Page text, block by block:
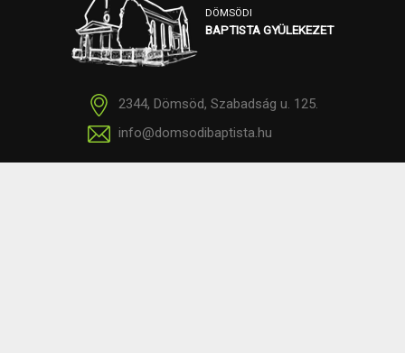
DÖMSÖDI
BAPTISTA GYÜLEKEZET
2344, Dömsöd, Szabadság u. 125.
info@domsodibaptista.hu